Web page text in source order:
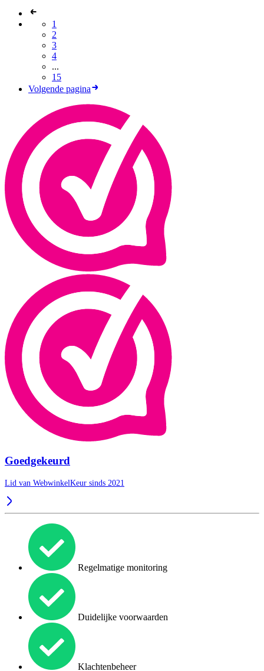
1
2
3
4
...
15
Volgende pagina
Goedgekeurd
Lid van WebwinkelKeur sinds 2021
Regelmatige monitoring
Duidelijke voorwaarden
Klachtenbeheer